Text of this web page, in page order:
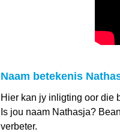
Naam betekenis
Hier kan jy inligting oor die
Is jou naam Nathasja?
verbeter.